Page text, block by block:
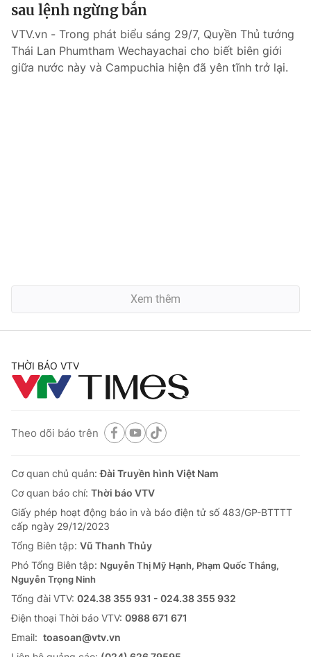
sau lệnh ngừng bắn
VTV.vn - Trong phát biểu sáng 29/7, Quyền Thủ tướng
Thái Lan Phumtham Wechayachai cho biết biên giới
giữa nước này và Campuchia hiện đã yên tĩnh trở lại.
Xem thêm
THỜI BÁO VTV
Theo dõi báo trên
Cơ quan chủ quản:Đài Truyền hình Việt Nam
Cơ quan báo chí: Thời báo VTV
Giấy phép hoạt động báo in và báo điện tử số 483/GP-BTTTT
cấp ngày 29/12/2023
Tổng Biên tập: Vũ Thanh Thủy
Phó Tổng Biên tập: Nguyễn Thị Mỹ Hạnh, Phạm Quốc Thắng,
Nguyễn Trọng Ninh
Tổng đài VTV: 024.38 355 931 - 024.38 355 932
Ðiện thoại Thời báo VTV: 0988 671 671
Email: toasoan@vtv.vn